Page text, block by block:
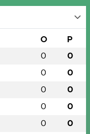
O P
0 0
0 0
0 0
0 0
0 0